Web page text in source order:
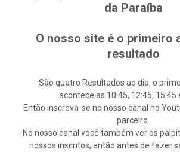
da Paraíba
O nosso site é o primeiro
resultado
São quatro Resultados ao dia, o
acontece as 10:45, 12:45, 15:45
Então inscreva-se no nosso canal no
parceiro.
No nosso canal você também ver os
nossos inscritos, então antes de fazer